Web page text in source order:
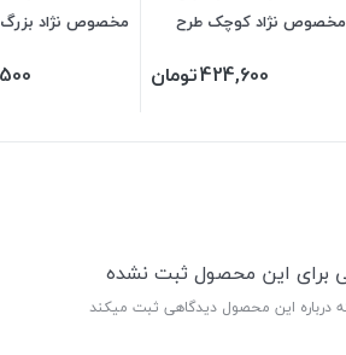
مخصوص نژاد کوچک طرح
424,600تومان
مخصوص نژاد
برای این محصول ثبت نشده
درباره این محصول دیدگاهی ثبت میکند